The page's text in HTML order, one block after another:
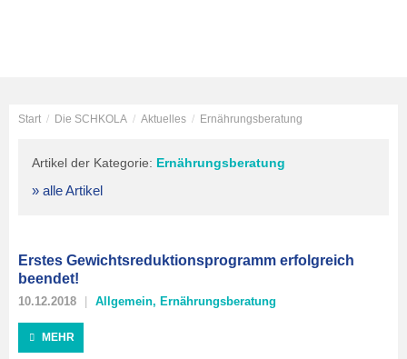
Start / Die SCHKOLA / Aktuelles / Ernährungsberatung
Artikel der Kategorie: Ernährungsberatung
» alle Artikel
Erstes Gewichtsreduktionsprogramm erfolgreich
beendet!
10.12.2018 Allgemein, Ernährungsberatung
MEHR